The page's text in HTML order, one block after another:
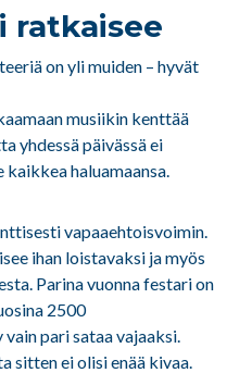
ratkaisee
on yli muiden – hyvät
musiikin kenttää
yhdessä päivässä ei
haluamaansa.
vapaaehtoisvoimin.
ihan loistavaksi ja myös
Parina vuonna festari on
2500
pari sataa vajaaksi.
sitten ei olisi enää kivaa.